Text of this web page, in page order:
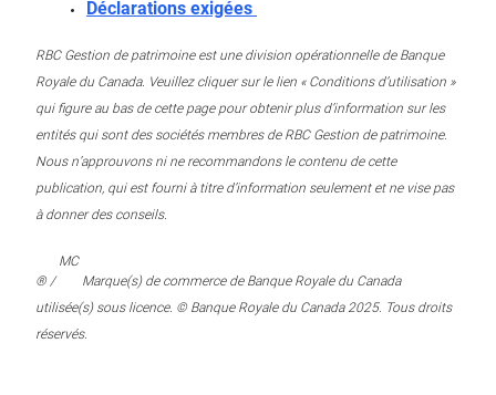
Déclarations exigées
RBC Gestion de patrimoine est une division opérationnelle de Banque
Royale du Canada. Veuillez cliquer sur le lien « Conditions d’utilisation »
qui figure au bas de cette page pour obtenir plus d’information sur les
entités qui sont des sociétés membres de RBC Gestion de patrimoine.
Nous n’approuvons ni ne recommandons le contenu de cette
publication, qui est fourni à titre d’information seulement et ne vise pas
à donner des conseils.
® /
MC
Marque(s) de commerce de Banque Royale du Canada
utilisée(s) sous licence. © Banque Royale du Canada 2025. Tous droits
réservés.